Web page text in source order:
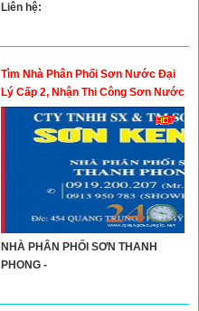
Liên hệ:
Tìm Nhà Phân Phối Sơn Nước Đại
Lý Cấp 2, Nhận Thi Công Sơn Nước
NHÀ PHÂN PHỐI SƠN THANH
PHONG -